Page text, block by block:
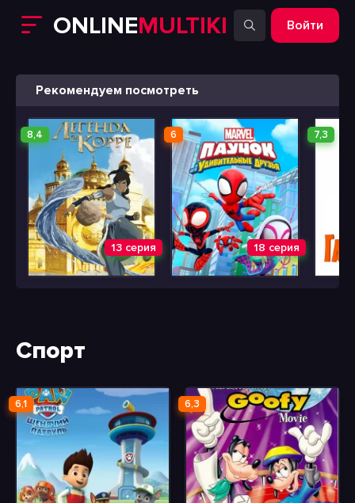
ONLINEMULTIKI Войти
Рекомендуем посмотреть
8,4
13 серия
6
18 серия
7,3
Спорт
6,1 6,3